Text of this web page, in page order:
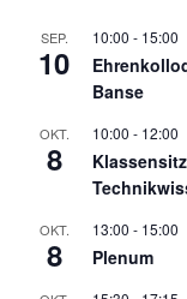
SEP.
10
10:00 - 15:00
Banse
OKT.
8
10:00 - 12:00
OKT.
8
13:00 - 15:00
Plenum